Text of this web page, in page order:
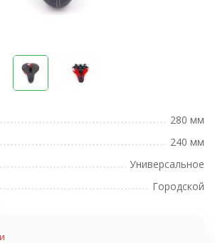
280 мм
240 мм
Универсальное
Городской